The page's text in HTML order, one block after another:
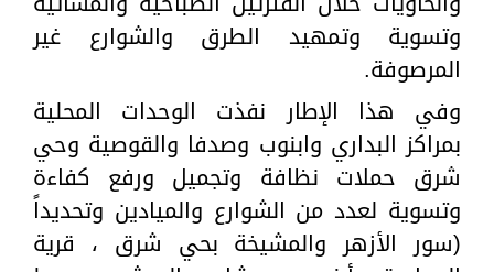
وتسوية وتمهيد الطرق والشوارع غير
المرصوفة.
وفي هذا الإطار نفذت الوحدات المحلية
بمراكز البداري وابنوب وصدفا والقوصية وحي
شرق حملات نظافة وتجميل ورفع كفاءة
وتسوية لعدد من الشوارع والميادين وتحديداً
(سور الأزهر والمشيخة بحي شرق ، قرية